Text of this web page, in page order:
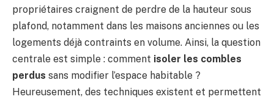
propriétaires craignent de perdre de la hauteur sous
plafond, notamment dans les maisons anciennes ou les
logements déjà contraints en volume. Ainsi, la question
centrale est simple : comment isoler les combles
perdus sans modifier l’espace habitable ?
Heureusement, des techniques existent et permettent